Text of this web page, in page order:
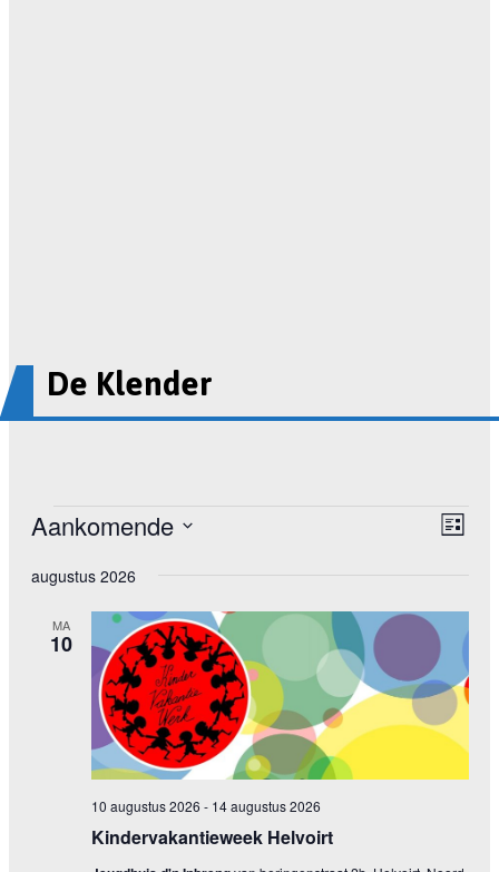
De Klender